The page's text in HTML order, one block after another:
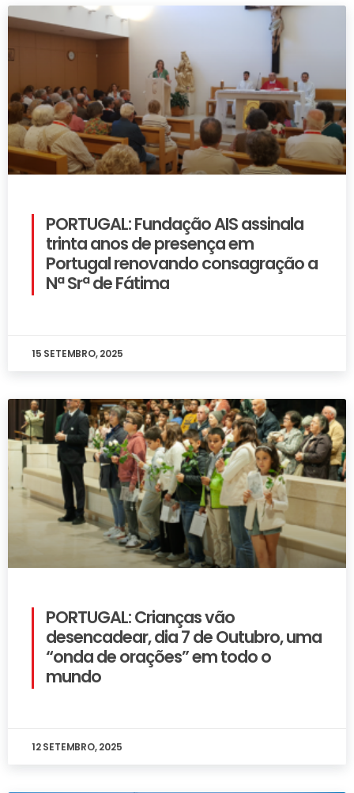
PORTUGAL: Fundação AIS assinala
trinta anos de presença em
Portugal renovando consagração a
Nª Srª de Fátima
15 SETEMBRO, 2025
PORTUGAL: Crianças vão
desencadear, dia 7 de Outubro, uma
“onda de orações” em todo o
mundo
12 SETEMBRO, 2025